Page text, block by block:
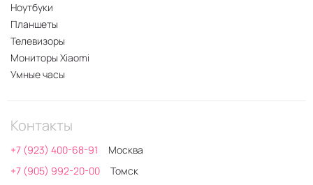
Ноутбуки
Планшеты
Телевизоры
Мониторы Xiaomi
Умные часы
Контакты
+7 (923) 400-68-91
Москва
+7 (905) 992-20-00
Томск